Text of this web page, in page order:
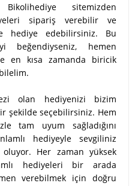
sitemizden
sipariş verebilir ve
hediye edebilirsiniz. Bu
beğendiyseniz, hemen
en kısa zamanda biricik
olan hediyenizi bizim
şekilde seçebilirsiniz. Hem
tam uyum sağladığını
hediyeyle sevgiliniz
Her zaman yüksek
hediyeleri bir arada
verebilmek için doğru